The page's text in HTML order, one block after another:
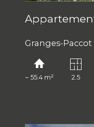
Granges-Paccot
~ 55.4 m² 2.5